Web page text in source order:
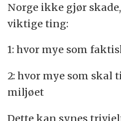
Norge ikke gjør
viktige ting:
1: hvor mye som
2: hvor mye som skal
miljøet
Dette kan synes